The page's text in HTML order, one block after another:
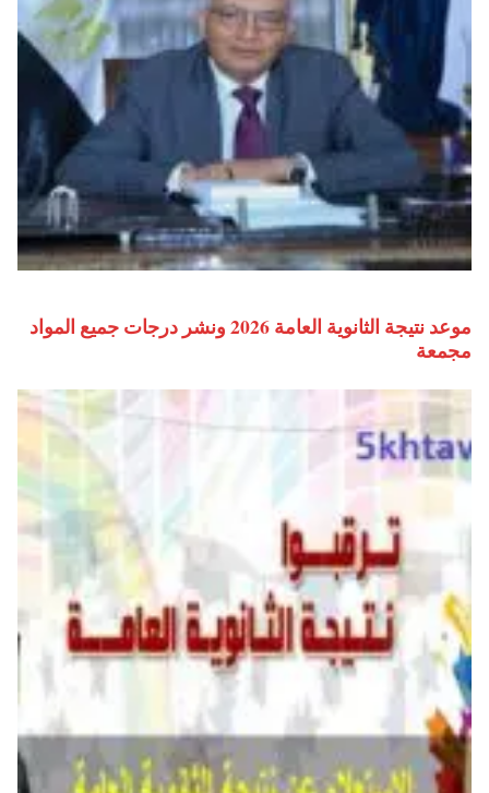
موعد نتيجة الثانوية العامة 2026 ونشر درجات جميع المواد
مجمعة